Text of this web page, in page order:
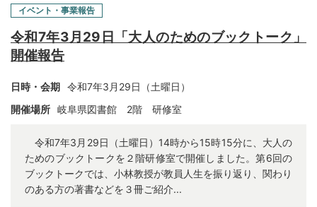
イベント・事業報告
令和7年3月29日「大人のためのブックトーク」
開催報告
日時・会期 令和7年3月29日（土曜日）
開催場所 岐阜県図書館 2階 研修室
令和7年3月29日（土曜日）14時から15時15分に、大人の
ためのブックトークを２階研修室で開催しました。第6回の
ブックトークでは、小林教授が教員人生を振り返り、関わり
のある方の著書などを３冊ご紹介...